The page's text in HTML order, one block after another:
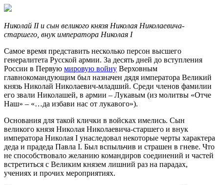
Николай II и сын великого князя Николая Николаевича-
старшего, внук императора Николая I
Самое время представить несколько персон высшего
генералитета Русской армии. За десять дней до вступления
России в Первую мировую войну Верховным
главнокомандующим был назначен дядя императора Великий
князь Николай Николаевич-младший. Среди членов фамилии
его звали Николашей, в армии – Лукавым (из молитвы «Отче
Наш» – «…да избави нас от лукавого»).
Основания для такой клички в войсках имелись. Сын
великого князя Николая Николаевича-старшего и внук
императора Николая I унаследовал некоторые черты характера
деда и прадеда Павла I. Был вспыльчив и страшен в гневе. Что
не способствовало желанию командиров соединений и частей
встретиться с Великим князем лишний раз на парадах,
учениях и прочих мероприятиях.